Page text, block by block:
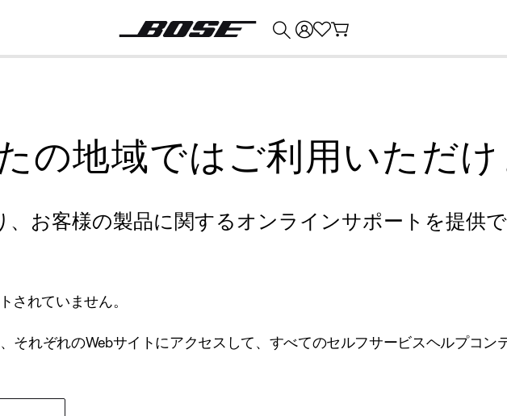
の地域ではご利用いただ
お客様の製品に関するオンラインサポートを提供で
されていません。
それぞれのWebサイトにアクセスして、すべてのセルフサービスヘルプコン